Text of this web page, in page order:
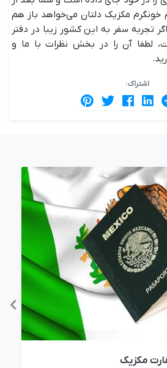
مکزیک دلتان می‌خواهد باز هم
تجربه سفر به این کشور زیبا در دفتر
لطفا آن را در بخش نظرات با ما و
اشتراک :
مکزیک